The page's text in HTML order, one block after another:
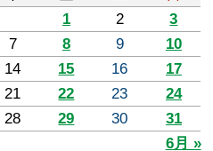
1
2
3
7 8 9
10
14 15 16
17
21 22 23
24
28 29 30
31
6月 »